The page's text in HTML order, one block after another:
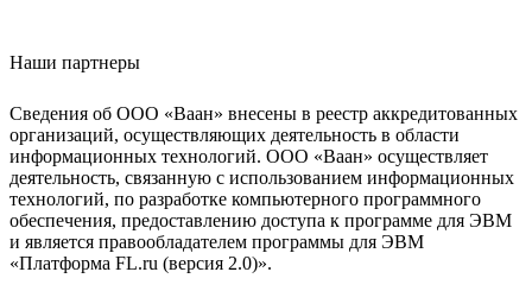
Наши партнеры
Сведения об ООО «Ваан» внесены в реестр аккредитованных
организаций, осуществляющих деятельность в области
информационных технологий. ООО «Ваан» осуществляет
деятельность, связанную с использованием информационных
технологий, по разработке компьютерного программного
обеспечения, предоставлению доступа к программе для ЭВМ
и является правообладателем программы для ЭВМ
«Платформа FL.ru (версия 2.0)».